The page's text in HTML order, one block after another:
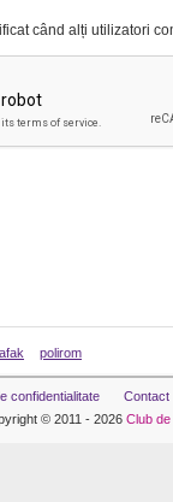
când alți utilizatori
polirom
confidentialitate
Contact
© 2011 - 2026 Club